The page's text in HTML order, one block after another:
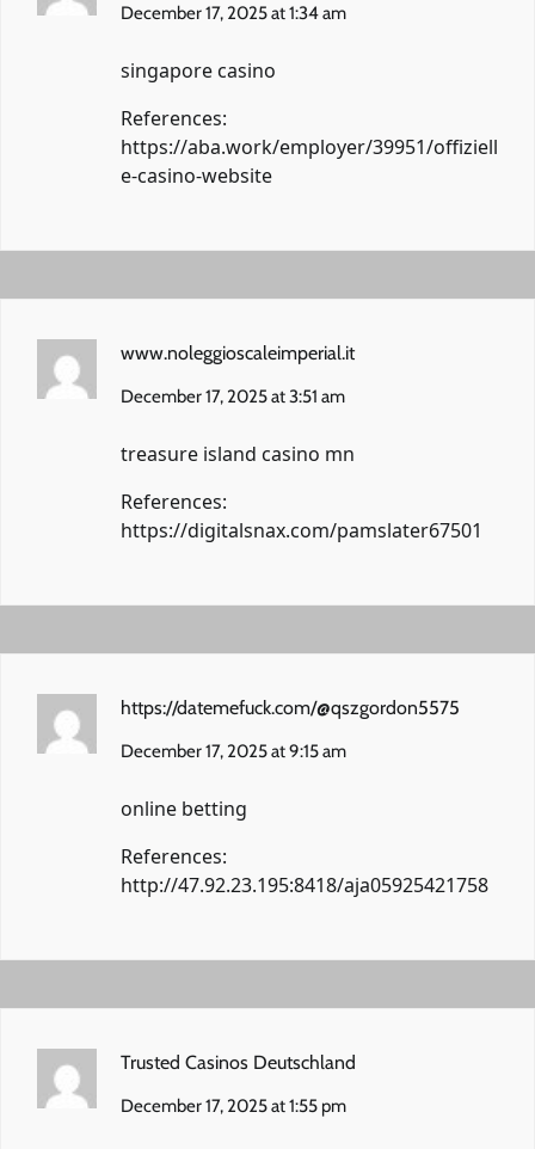
December 17, 2025 at 1:34 am
singapore casino
References:
https://aba.work/employer/39951/offiziell
e-casino-website
www.noleggioscaleimperial.it
December 17, 2025 at 3:51 am
treasure island casino mn
References:
https://digitalsnax.com/pamslater67501
https://datemefuck.com/@qszgordon5575
December 17, 2025 at 9:15 am
online betting
References:
http://47.92.23.195:8418/aja05925421758
Trusted Casinos Deutschland
December 17, 2025 at 1:55 pm